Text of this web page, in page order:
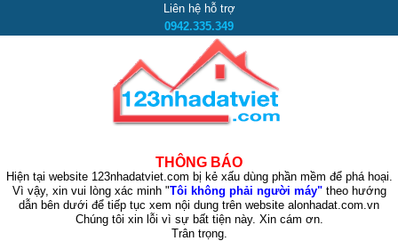
Liên hệ hỗ trợ
0942.335.349
THÔNG BÁO
Hiện tại website 123nhadatviet.com bị kẻ xấu dùng phần mềm để phá hoại.
Vì vậy, xin vui lòng xác minh "Tôi không phải người máy"theo hướng
dẫn bên dưới để tiếp tục xem nội dung trên website alonhadat.com.vn
Chúng tôi xin lỗi vì sự bất tiện này. Xin cám ơn.
Trân trọng.